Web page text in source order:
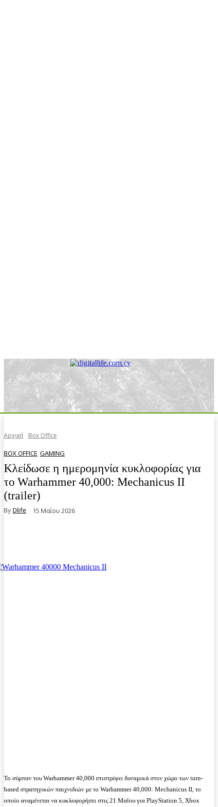
Αρχική Box Office
BOX OFFICE GAMING
Κλείδωσε η ημερομηνία κυκλοφορίας για
το Warhammer 40,000: Mechanicus II
(trailer)
ByDlife 15 Μαΐου 2026
Το σύμπαν του Warhammer 40,000 επιστρέφει δυναμικά στον χώρο των turn-
based στρατηγικών παιχνιδιών με το Warhammer 40,000: Mechanicus II, το
οποίο αναμένεται να κυκλοφορήσει στις 21 Μαΐου για PlayStation 5, Xbox